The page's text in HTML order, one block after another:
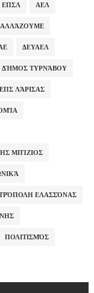
ΕΠΣΛ ΑΕΛ
ΑΛΛΆΖΟΥΜΕ
ΔΕΥΑΕΛ
ΔΉΜΟΣ ΤΥΡΝΆΒΟΥ
ΕΠΣ ΛΆΡΙΣΑΣ
ΜΠΊΖΙΟΣ
ΕΛΑΣΣΌΝΑΣ
ΠΟΛΙΤΙΣΜΌΣ